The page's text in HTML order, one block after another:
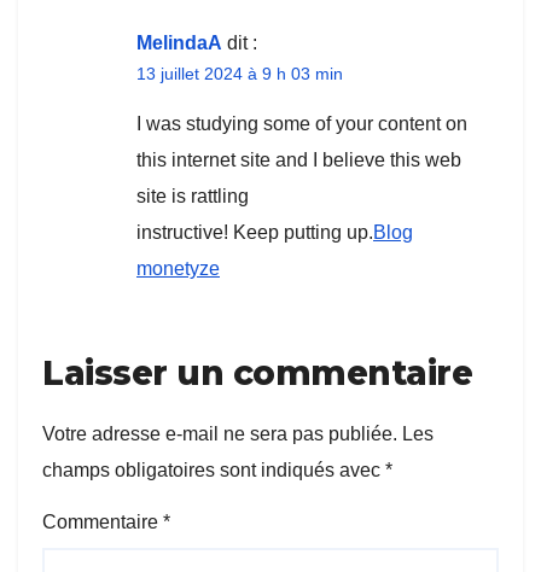
MelindaA dit :
13 juillet 2024 à 9 h 03 min
I was studying some of your content on
this internet site and I believe this web
site is rattling
instructive! Keep putting up.Blog
monetyze
Laisser un commentaire
Votre adresse e-mail ne sera pas publiée. Les
champs obligatoires sont indiqués avec *
Commentaire *